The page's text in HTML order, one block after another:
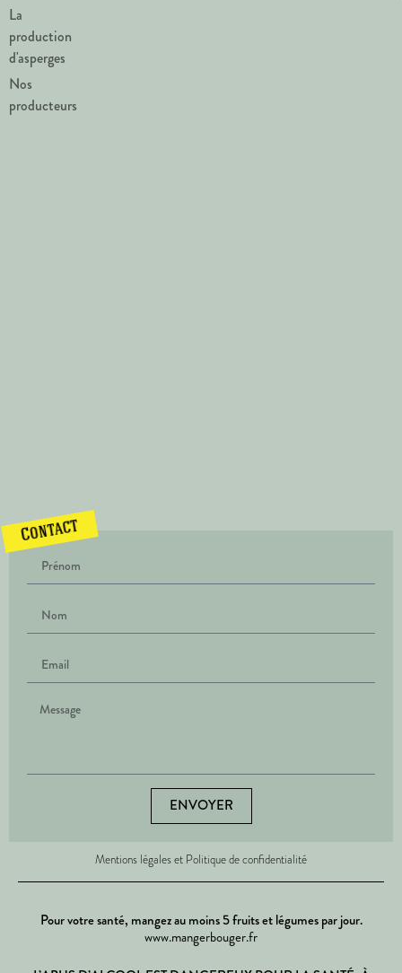
La
production
d'asperges
Nos
producteurs
Contact
ENVOYER
Mentions légales et Politique de confidentialité
Pour votre santé, mangez au moins 5 fruits et légumes par jour.
www.mangerbouger.fr